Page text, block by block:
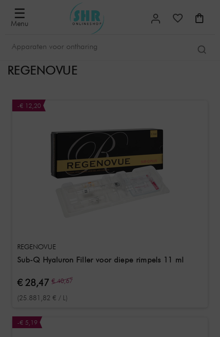
☰
Menu
REGENOVUE
-€ 12,20
REGENOVUE
Sub-Q Hyaluron Filler voor diepe rimpels 11 ml
€ 28,47 € 40,67
(25.881,82 € / L)
-€ 5,19